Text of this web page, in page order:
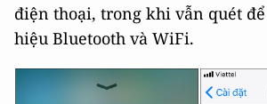
điện thoại, trong khi vẫn quét
hiệu Bluetooth và WiFi.